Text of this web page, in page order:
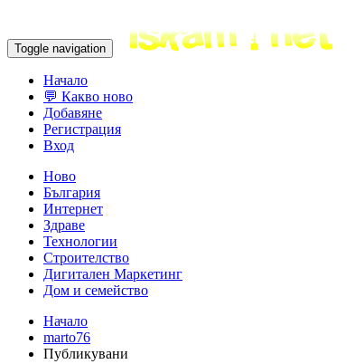
Toggle navigation
Начало
💬 Какво ново
Добавяне
Регистрация
Вход
Ново
България
Интернет
Здраве
Технологии
Строителство
Дигитален Маркетинг
Дом и семейство
Начало
marto76
Публикувани